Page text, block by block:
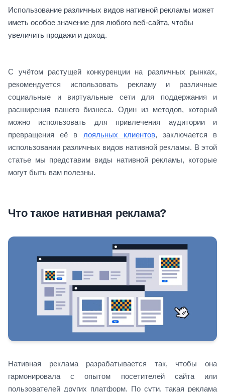
Использование различных видов нативной рекламы может
иметь особое значение для любого веб-сайта, чтобы
увеличить продажи и доход.
С учётом растущей конкуренции на различных рынках,
рекомендуется использовать рекламу и различные
социальные и виртуальные сети для поддержания и
расширения вашего бизнеса. Один из методов, который
можно использовать для привлечения аудитории и
превращения её в лояльных клиентов, заключается в
использовании различных видов нативной рекламы. В этой
статье мы представим виды нативной рекламы, которые
могут быть вам полезны.
Что такое нативная реклама?
Нативная реклама разрабатывается так, чтобы она
гармонировала с опытом посетителей сайта или
пользователей других платформ. По сути, такая реклама